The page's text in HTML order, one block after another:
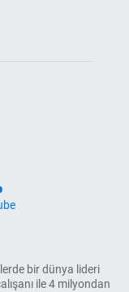
bir dünya lideri
ile 4 milyondan